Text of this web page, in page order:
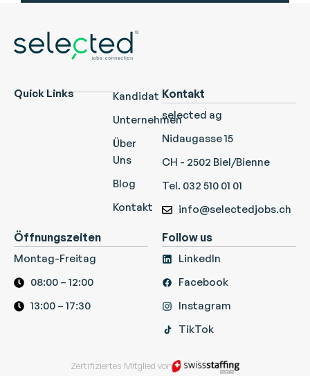
Quick Links
Kandidat
Unternehmen
Über
Uns
Blog
Kontakt
Kontakt
selected ag
Nidaugasse 15
CH - 2502 Biel/Bienne
Tel. 032 510 01 01
info@selectedjobs.ch
Öffnungszeiten
Montag-Freitag
08:00 – 12:00
13:00 – 17:30
Follow us
LinkedIn
Facebook
Instagram
TikTok
Zertifiziertes Mitglied von